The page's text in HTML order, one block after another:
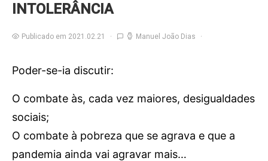
INTOLERÂNCIA
Publicado em 2021.02.21 Manuel João Dias
Poder-se-ia discutir:
O combate às, cada vez maiores, desigualdades
sociais;
O combate à pobreza que se agrava e que a
pandemia ainda vai agravar mais…